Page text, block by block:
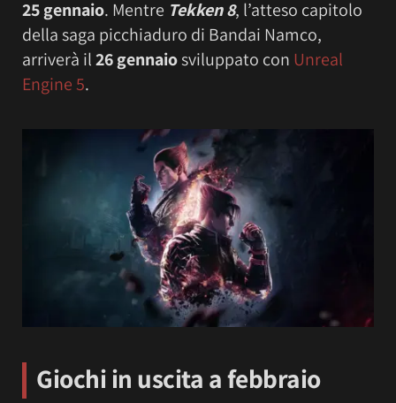
25 gennaio. Mentre Tekken 8, l’atteso capitolo
della saga picchiaduro di Bandai Namco,
arriverà il26 gennaiosviluppato con Unreal
Engine 5.
Giochi in uscita a febbraio